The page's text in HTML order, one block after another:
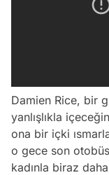
Damien Rice, bir
yanlışlıkla
ona bir içki
o gece son
kadınla biraz